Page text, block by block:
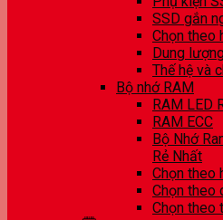
SSD gắn
Chọn theo
Dung
Thế hệ và
Bộ nhớ RAM
RAM LED
RAM ECC
Bộ Nhớ
Rẻ Nhất
Chọn theo
Chọn theo
Chọn theo